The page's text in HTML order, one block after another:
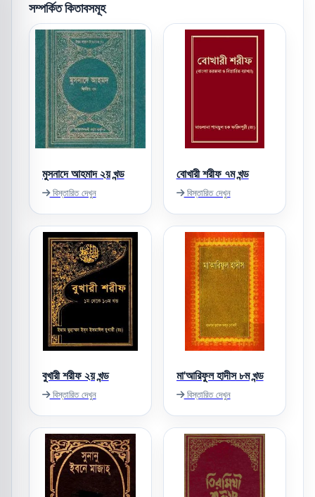
সম্পর্কিত কিতাবসমূহ
মুসনাদে আহমাদ ২য় খন্ড
বিস্তারিত দেখুন
বোখারী শরীফ ৭ম খন্ড
বিস্তারিত দেখুন
বুখারী শরীফ ২য় খন্ড
বিস্তারিত দেখুন
মা'আরিফুল হাদীস ৮ম খন্ড
বিস্তারিত দেখুন